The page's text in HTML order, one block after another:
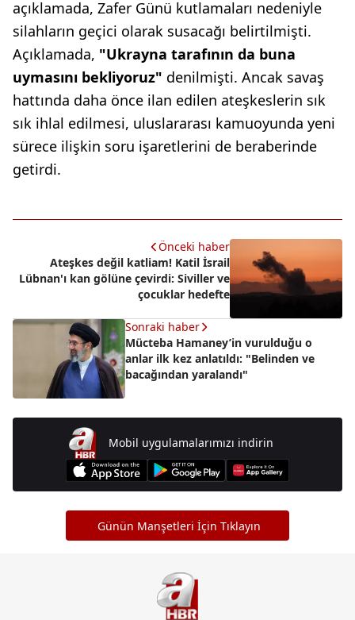
açıklamada, Zafer Günü kutlamaları nedeniyle
silahların geçici olarak susacağı belirtilmişti.
Açıklamada, "Ukrayna tarafının da buna
uymasını bekliyoruz" denilmişti. Ancak savaş
hattında daha önce ilan edilen ateşkeslerin sık
sık ihlal edilmesi, uluslararası kamuoyunda yeni
sürece ilişkin soru işaretlerini de beraberinde
getirdi.
Önceki haber
Ateşkes değil katliam! Katil İsrail
Lübnan'ı kan gölüne çevirdi: Siviller ve
çocuklar hedefte
Sonraki haber
Mücteba Hamaney’in vurulduğu o
anlar ilk kez anlatıldı: "Belinden ve
bacağından yaralandı"
Mobil uygulamalarımızı indirin
Günün Manşetleri İçin Tıklayın